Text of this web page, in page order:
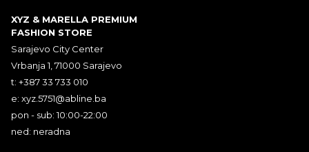
XYZ & MARELLA PREMIUM
FASHION STORE
Sarajevo City Center
Vrbanja 1, 71000 Sarajevo
t: +387 33 733 010
e: xyz.5751@abline.ba
pon - sub: 10:00-22:00
ned: neradna